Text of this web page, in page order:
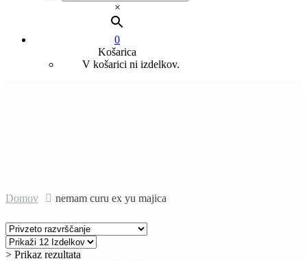
×
0
Košarica
V košarici ni izdelkov.
Domov nemam curu ex yu majica
> Prikaz rezultata